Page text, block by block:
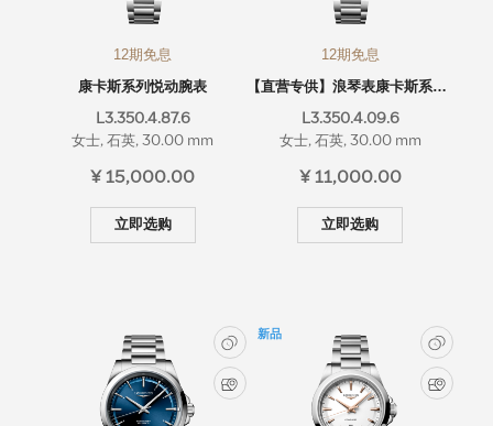
12期免息
康卡斯系列悦动腕表
L3.350.4.87.6
女士, 石英, 30.00 mm
¥ 15,000.00
立即选购
12期免息
【直营专供】浪琴表康卡斯系列悦动腕表
L3.350.4.09.6
女士, 石英, 30.00 mm
¥ 11,000.00
立即选购
新品